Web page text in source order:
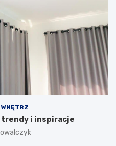
trendy i inspiracje